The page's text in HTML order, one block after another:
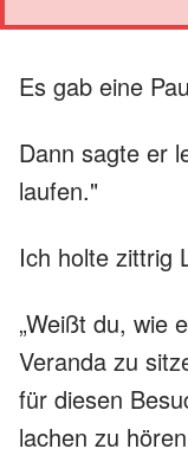
Es gab eine
Dann sagte er
laufen."
Ich holte zittrig
„Weißt du, wie
Veranda zu
für diesen
lachen zu